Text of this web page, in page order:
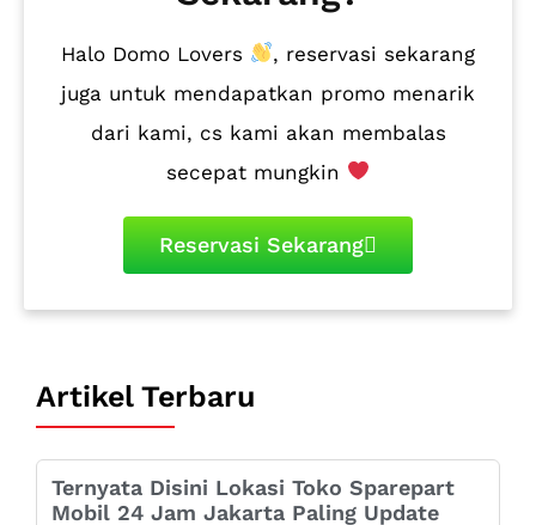
Halo Domo Lovers
, reservasi sekarang
juga untuk mendapatkan promo menarik
dari kami, cs kami akan membalas
secepat mungkin
Reservasi Sekarang
Artikel Terbaru
Ternyata Disini Lokasi Toko Sparepart
Mobil 24 Jam Jakarta Paling Update